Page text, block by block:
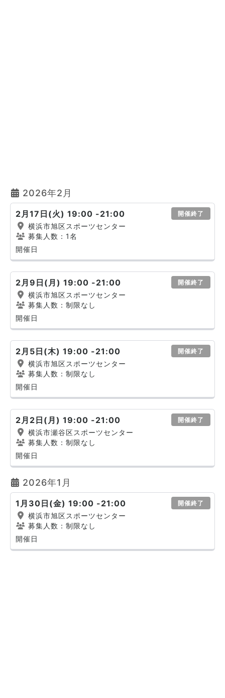
2026年2月
2月17日(火) 19:00 -21:00 開催終了
横浜市旭区スポーツセンター
募集人数：1名
開催日
2月9日(月) 19:00 -21:00 開催終了
横浜市旭区スポーツセンター
募集人数：制限なし
開催日
2月5日(木) 19:00 -21:00 開催終了
横浜市旭区スポーツセンター
募集人数：制限なし
開催日
2月2日(月) 19:00 -21:00 開催終了
横浜市瀬谷区スポーツセンター
募集人数：制限なし
開催日
2026年1月
1月30日(金) 19:00 -21:00 開催終了
横浜市旭区スポーツセンター
募集人数：制限なし
開催日